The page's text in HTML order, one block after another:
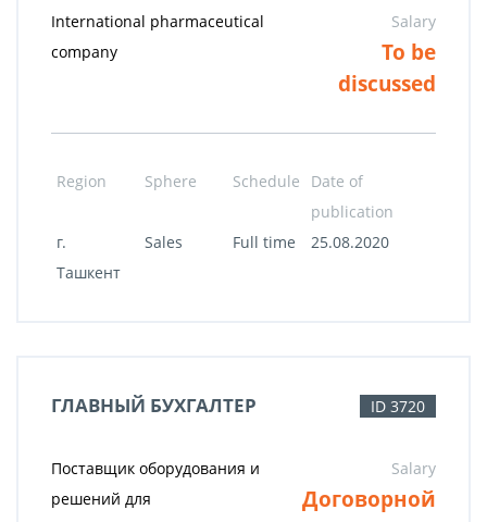
International pharmaceutical
company
Salary
To be
discussed
Region Sphere Schedule
Date of
publication
г.
Ташкент
Sales Full time 25.08.2020
ГЛАВНЫЙ БУХГАЛТЕР ID 3720
Поставщик оборудования и
решений для
Salary
Договорной